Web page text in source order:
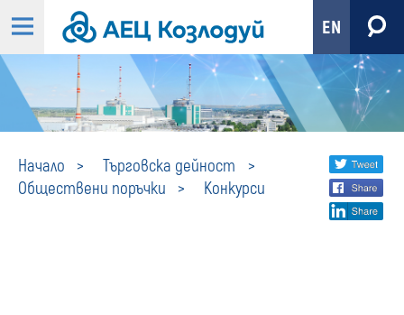
EN
Начало
Търговска дейност
Обществени поръчки
Конкурси
Конкурси
Share
social